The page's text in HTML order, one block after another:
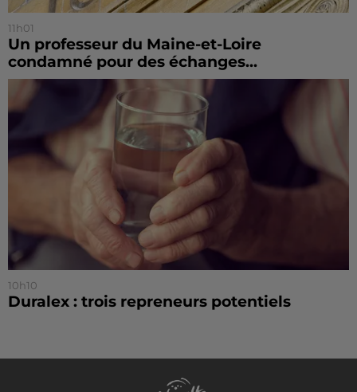
11h01
Un professeur du Maine-et-Loire
condamné pour des échanges...
10h10
Duralex : trois repreneurs potentiels